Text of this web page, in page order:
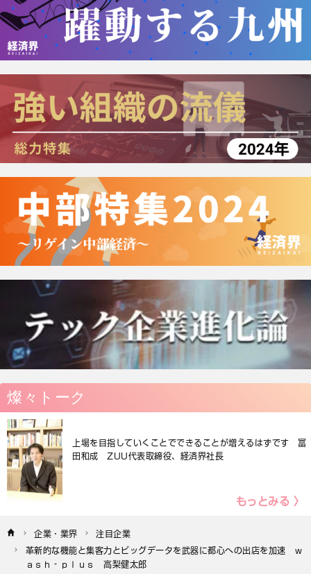
燦々トーク
上場を目指していくことでできることが増えるはずです 冨
田和成 ZUU代表取締役、経済界社長
もっとみる 〉
企業・業界
注目企業
革新的な機能と集客力とビッグデータを武器に都心への出店を加速　ｗ
ａｓｈ‐ｐｌｕｓ　高梨健太郎